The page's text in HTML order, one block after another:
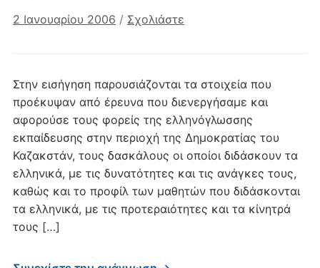
2 Ιανουαρίου 2006 / Σχολιάστε
Στην εισήγηση παρουσιάζονται τα στοιχεία που
προέκυψαν από έρευνα που διενεργήσαμε και
αφορούσε τους φορείς της ελληνόγλωσσης
εκπαίδευσης στην περιοχή της Δημοκρατίας του
Καζακστάν, τους δασκάλους οι οποίοι διδάσκουν τα
ελληνικά, με τις δυνατότητες και τις ανάγκες τους,
καθώς και το προφίλ των μαθητών που διδάσκονται
τα ελληνικά, με τις προτεραιότητες και τα κίνητρά
τους […]